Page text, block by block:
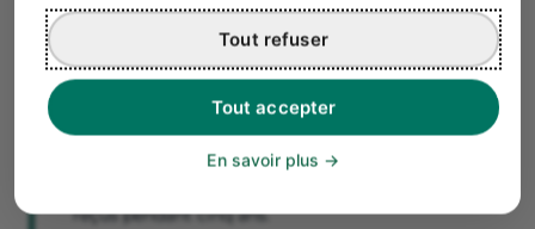
Tout accepter
Tout refuser
En savoir plus
Bon à savoir
Une personne physique qui souscrit au capital
d’une PME peut bénéficier d’uneréduction
d’impôt sur le revenu, à hauteur de 18 % du
disposition, vous devez respecter certaines
reçus pendant cinq ans.